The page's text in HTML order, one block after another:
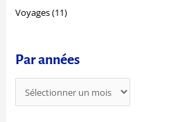
Voyages(11)
Par années